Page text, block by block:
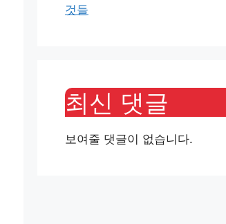
것들
최신 댓글
보여줄 댓글이 없습니다.